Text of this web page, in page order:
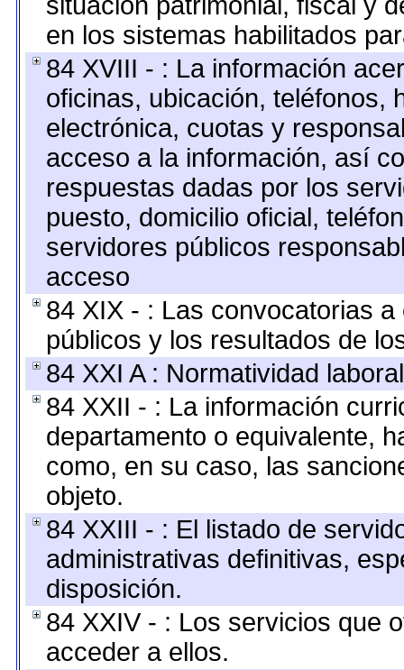
en los sistemas habilitados
84 XVIII - : La información
oficinas, ubicación, teléfonos,
electrónica, cuotas y
acceso a la información, así
respuestas dadas por los
puesto, domicilio oficial,
servidores públicos
acceso
84 XIX - : Las convocatorias
públicos y los resultados de
84 XXI A : Normatividad
84 XXII - : La información
departamento o equivalente,
como, en su caso, las
objeto.
84 XXIII - : El listado de
administrativas definitivas,
disposición.
84 XXIV - : Los servicios que
acceder a ellos.